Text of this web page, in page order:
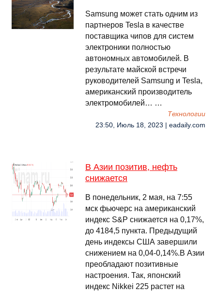
Samsung может стать одним из
партнеров Tesla в качестве
поставщика чипов для систем
электроники полностью
автономных автомобилей. В
результате майской встречи
руководителей Samsung и Tesla,
американский производитель
электромобилей… …
Технологии
23:50, Июль 18, 2023 | eadaily.com
В Азии позитив, нефть
снижается
В понедельник, 2 мая, на 7:55
мск фьючерс на американский
индекс S&P снижается на 0,17%,
до 4184,5 пункта. Предыдущий
день индексы США завершили
снижением на 0,04-0,14%.В Азии
преобладают позитивные
настроения. Так, японский
индекс Nikkei 225 растет на